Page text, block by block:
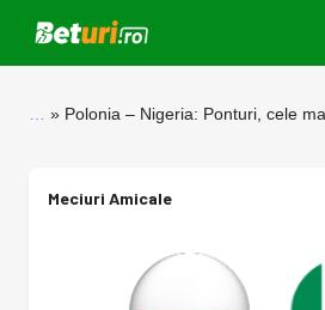
Polonia – Nigeria: Ponturi, cele
Meciuri Amicale